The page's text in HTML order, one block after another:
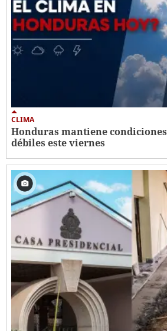
CLIMA
Honduras mantiene
débiles este viernes